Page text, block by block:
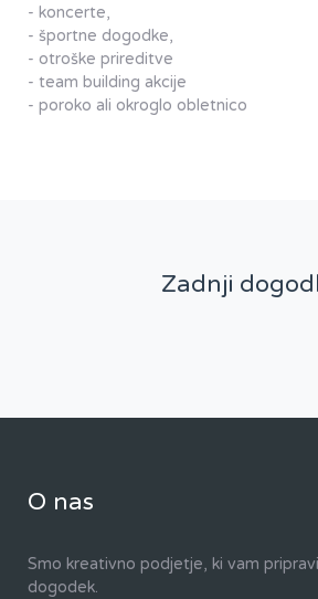
- koncerte,
- športne dogodke,
- otroške prireditve
- team building akcije
- poroko ali okroglo obletnico
Zadnji
O nas
Smo kreativno podjetje, ki vam
dogodek.